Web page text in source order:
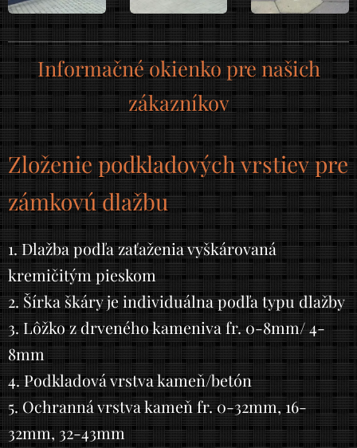
Informačné okienko pre našich
zákazníkov
Zloženie podkladových vrstievpre
zámkovú dlažbu
1. Dlažba podľa zaťaženia vyškárovaná
kremičitým pieskom
2. Šírka škáry je individuálna podľa typu dlažby
3. Lôžko z drveného kameniva fr. 0-8mm/ 4-
8mm
4. Podkladová vrstva kameň/betón
5. Ochranná vrstva kameň fr. 0-32mm, 16-
32mm, 32-43mm